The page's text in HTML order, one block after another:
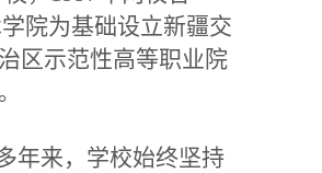
院为基础设立新疆交
区示范性高等职业院
年来，学校始终坚持